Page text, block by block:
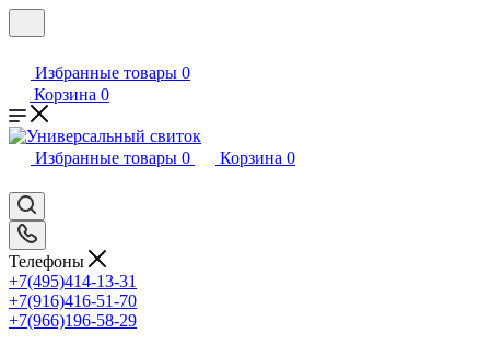
Избранные товары 0
Корзина 0
Избранные товары 0 Корзина 0
Телефоны
+7(495)414-13-31
+7(916)416-51-70
+7(966)196-58-29